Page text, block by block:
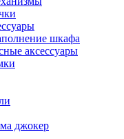
шкафа
аксессуары
джокер